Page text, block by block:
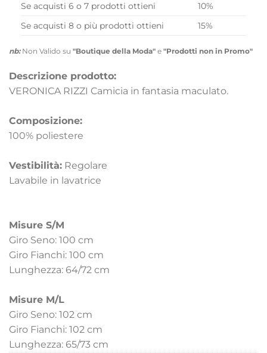
Se acquisti 6 o 7 prodotti ottieni
10%
Se acquisti 8 o più prodotti ottieni
15%
nb:Non Valido su "Boutique della Moda" e "Prodotti non in Promo"
Descrizione prodotto:
VERONICA RIZZI Camicia in fantasia maculato.
Composizione:
100% poliestere
Vestibilità: Regolare
Lavabile in lavatrice
Misure S/M
Giro Seno: 100 cm
Giro Fianchi: 100 cm
Lunghezza: 64/72 cm
Misure M/L
Giro Seno: 102 cm
Giro Fianchi: 102 cm
Lunghezza: 65/73 cm